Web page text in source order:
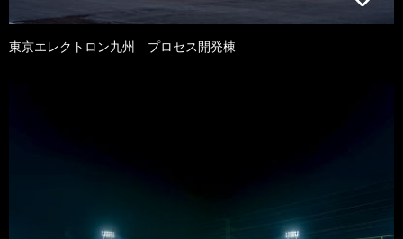
東京エレクトロン九州 プロセス開発棟